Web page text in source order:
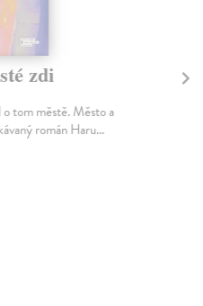
zdi
tom městě. Město a
román Haru...